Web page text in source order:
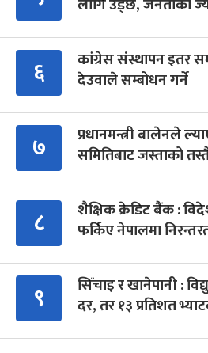
लागि उड्छ, जनताको
६
कांग्रेस संस्थापन इतर
देउवाले सम्बोधन गर्ने
७
प्रधानमन्त्री बालेनले
समितिबाट जस्ताको
८
शैक्षिक क्रेडिट बैंक :
फर्किए नेपालमा
९
सिँचाइ र खानेपानी :
दर, तर १३ प्रतिशत